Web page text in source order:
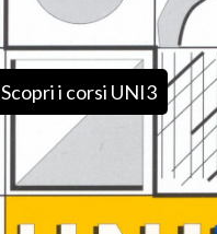
Scopri i corsi UNI3